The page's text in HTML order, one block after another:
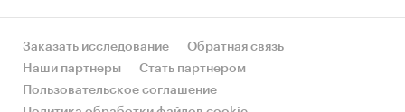
Заказать исследование
Обратная связь
Наши партнеры
Стать партнером
Пользовательское соглашение